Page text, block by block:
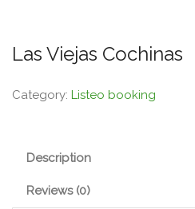
Las Viejas Cochinas
Category: Listeo booking
Description
Reviews (0)